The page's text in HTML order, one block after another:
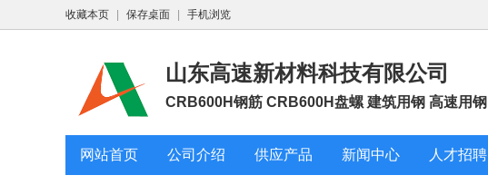
收藏本页 保存桌面 手机浏览
山东高速新材料科技有限公司
CRB600H钢筋 CRB600H盘螺 建筑用钢 高速用钢
网站首页 公司介绍 供应产品 新闻中心 人才招聘